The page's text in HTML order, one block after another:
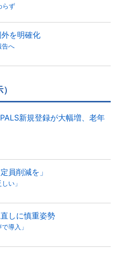
らず
を明確化
告へ
新規登録が大幅増、老年
員削減を」
い」
しに慎重姿勢
導入」